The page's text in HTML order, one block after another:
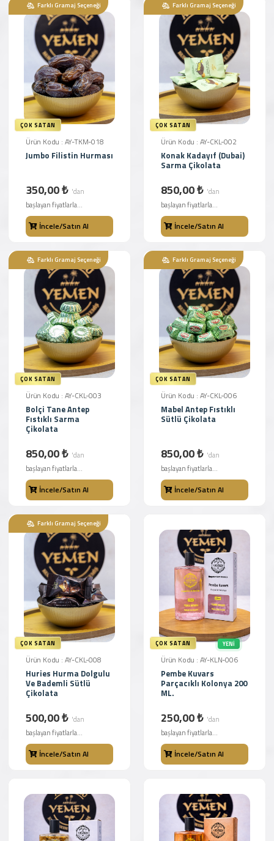
ÇOK SATAN
Farklı Gramaj Seçeneği
Ürün Kodu : AY-TKM-018
Jumbo Filistin Hurması
350,00 ₺ 'dan
başlayan fiyatlarla...
İncele/Satın Al
ÇOK SATAN
Farklı Gramaj Seçeneği
Ürün Kodu : AY-CKL-002
Konak Kadayıf (Dubai)
Sarma Çikolata
850,00 ₺ 'dan
başlayan fiyatlarla...
İncele/Satın Al
ÇOK SATAN
Farklı Gramaj Seçeneği
Ürün Kodu : AY-CKL-003
Bolçi Tane Antep
Fıstıklı Sarma
Çikolata
850,00 ₺ 'dan
başlayan fiyatlarla...
İncele/Satın Al
ÇOK SATAN
Farklı Gramaj Seçeneği
Ürün Kodu : AY-CKL-006
Mabel Antep Fıstıklı
Sütlü Çikolata
850,00 ₺ 'dan
başlayan fiyatlarla...
İncele/Satın Al
ÇOK SATAN
Farklı Gramaj Seçeneği
Ürün Kodu : AY-CKL-008
Huries Hurma Dolgulu
Ve Bademli Sütlü
Çikolata
500,00 ₺ 'dan
başlayan fiyatlarla...
İncele/Satın Al
ÇOK SATAN YENI
Ürün Kodu : AY-KLN-006
Pembe Kuvars
Parçacıklı Kolonya 200
ML.
250,00 ₺ 'dan
başlayan fiyatlarla...
İncele/Satın Al